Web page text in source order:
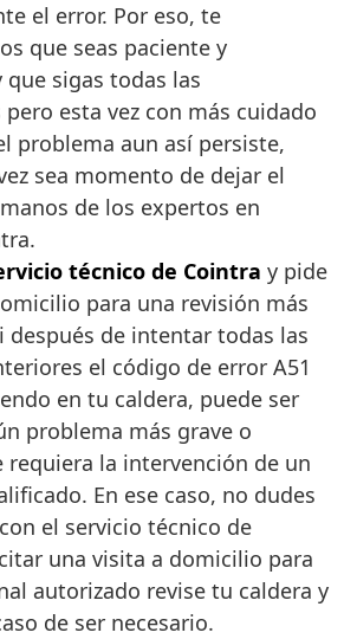
el error. Por eso, te
que seas paciente y
sigas todas las
esta vez con más cuidado
problema aun así persiste,
sea momento de dejar el
de los expertos en
técnico de Cointra y pide
para una revisión más
después de intentar todas las
el código de error A51
en tu caldera, puede ser
problema más grave o
requiera la intervención de un
En ese caso, no dudes
el servicio técnico de
una visita a domicilio para
autorizado revise tu caldera y
de ser necesario.